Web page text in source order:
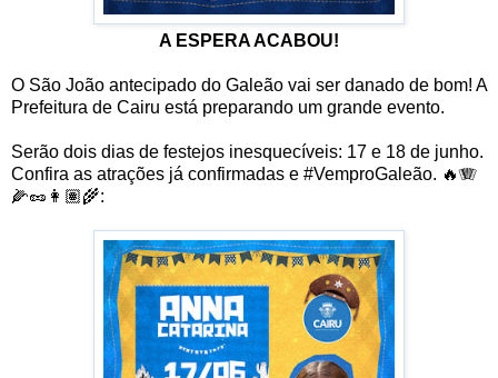
A ESPERA ACABOU!
O São João antecipado do Galeão vai ser danado de bom! A
Prefeitura de Cairu está preparando um grande evento.
Serão dois dias de festejos inesquecíveis: 17 e 18 de junho.
Confira as atrações já confirmadas e #VemproGaleão. 🔥🪗
🌽🥜👩🏽‍🌾: